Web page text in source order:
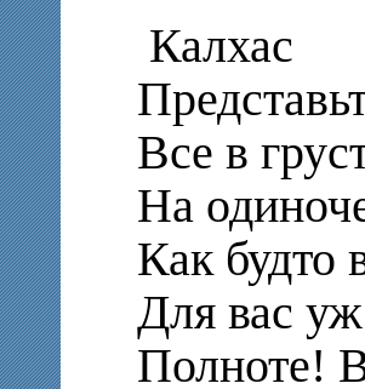
Калхас
Все в
На
Как будто
Для вас
Полноте!